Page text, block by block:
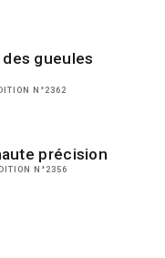
gueules
N°2362
précision
N°2356